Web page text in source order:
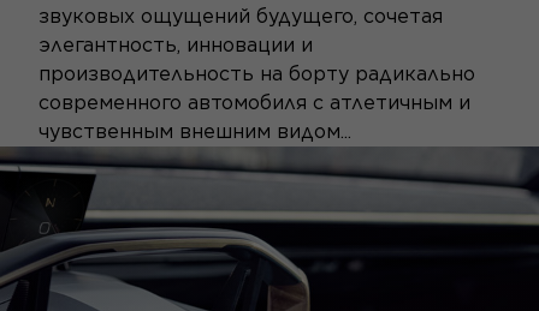
звуковых ощущений будущего, сочетая
элегантность, инновации и
производительность на борту радикально
современного автомобиля с атлетичным и
чувственным внешним видом...